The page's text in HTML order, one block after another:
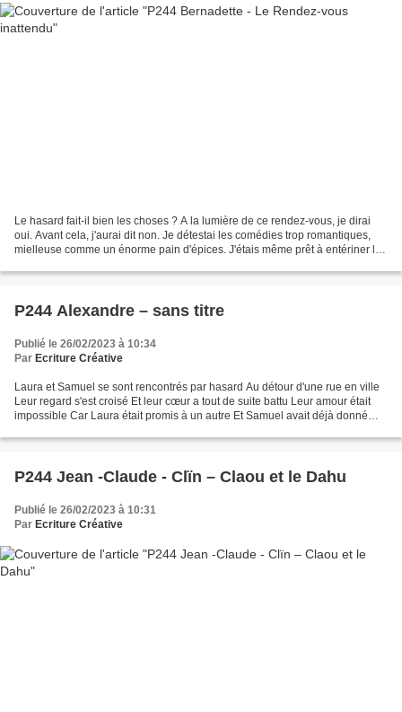
Le hasard fait-il bien les choses ? A la lumière de ce rendez-vous, je dirai
oui. Avant cela, j'aurai dit non. Je détestai les comédies trop romantiques,
mielleuse comme un énorme pain d'épices. J'étais même prêt à entériner le
P244 Alexandre – sans titre
Publié le 26/02/2023 à 10:34
Par Ecriture Créative
Laura et Samuel se sont rencontrés par hasard Au détour d'une rue en ville
Leur regard s'est croisé Et leur cœur a tout de suite battu Leur amour était
impossible Car Laura était promis à un autre Et Samuel avait déjà donné
P244 Jean -Claude - Clïn – Claou et le Dahu
Publié le 26/02/2023 à 10:31
Par Ecriture Créative